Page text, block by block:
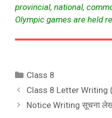
provincial, national,
Olympic games are held
Categories
Class 8
Class 8 Letter Writing
Notice Writing सूचना